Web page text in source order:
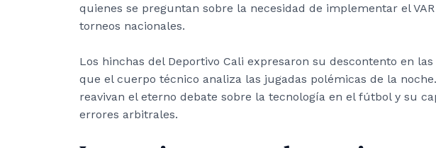
quienes se preguntan sobre la necesidad de implementar el
torneos nacionales.
Los hinchas del Deportivo Cali expresaron su descontento en
que el cuerpo técnico analiza las jugadas polémicas de la
reavivan el eterno debate sobre la tecnología en el fútbol y su
errores arbitrales.